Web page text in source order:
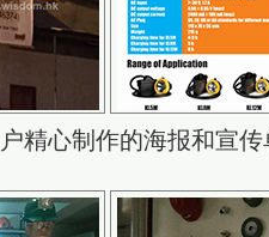
精心制作的海报和宣传